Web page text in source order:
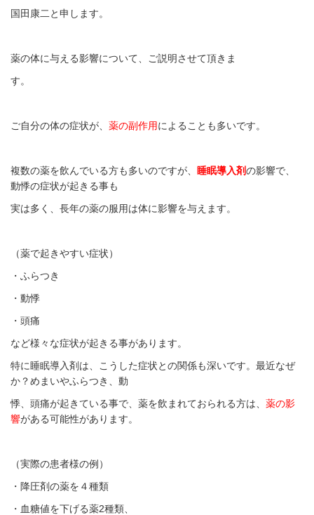
国田康二と申します。
薬の体に与える影響について、ご説明させて頂きま
す。
ご自分の体の症状が、 薬の副作用によることも多いです。
複数の薬を飲んでいる方も多いのですが、 睡眠導入剤の影響で、
動悸の症状が起きる事も
実は多く、長年の薬の服用は体に影響を与えます。
（薬で起きやすい症状）
・ふらつき
・動悸
・頭痛
など様々な症状が起きる事があります。
特に睡眠導入剤は、こうした症状との関係も深いです。最近なぜ
か？めまいやふらつき、動
悸、頭痛が起きている事で、薬を飲まれておられる方は、 薬の影
響がある可能性があります。
（実際の患者様の例）
・降圧剤の薬を４種類
・血糖値を下げる薬2種類、